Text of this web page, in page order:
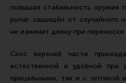
повышая стабильность оружия
рычаг защищён от случайного
не изменит длину при переноске
Скос верхней части
естественной и удобной при
прицельными, так и с оптикой